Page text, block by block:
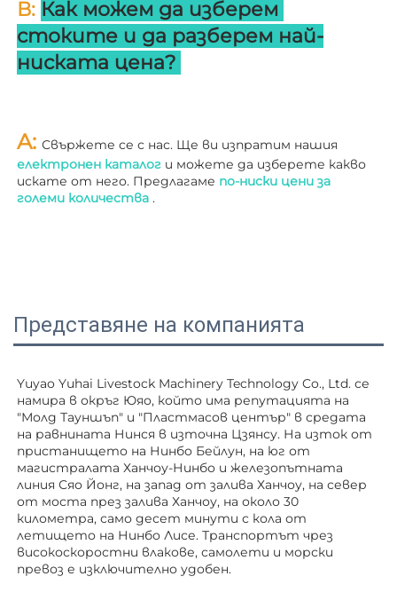
В: Как можем да изберем
стоките и да разберем най-
ниската цена?
A:
електронен каталог и можете да изберете какво
искате от него. Предлагаме по-ниски цени за
големи количества .
Представяне на компанията
Yuyao Yuhai Livestock Machinery Technology Co., Ltd. се
намира в окръг Юяо, който има репутацията на
"Молд Тауншъп" и "Пластмасов център" в средата
на равнината Нинся в източна Цзянсу. На изток от
пристанището на Нинбо Бейлун, на юг от
магистралата Ханчоу-Нинбо и железопътната
линия Сяо Йонг, на запад от залива Ханчоу, на север
от моста през залива Ханчоу, на около 30
километра, само десет минути с кола от
летището на Нинбо Лисе. Транспортът чрез
високоскоростни влакове, самолети и морски
превоз е изключително удобен.